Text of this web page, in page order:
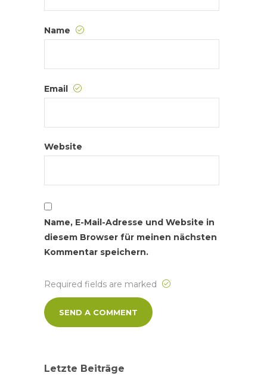
Name
Email
Website
Name, E-Mail-Adresse und Website in
diesem Browser für meinen nächsten
Kommentar speichern.
Required fields are marked
Letzte Beiträge